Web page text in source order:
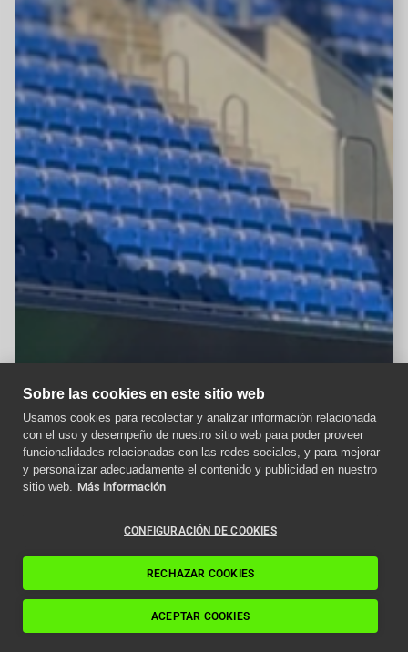
Sobre las cookies en este sitio web
Usamos cookies para recolectar y analizar información relacionada
con el uso y desempeño de nuestro sitio web para poder proveer
funcionalidades relacionadas con las redes sociales, y para mejorar
y personalizar adecuadamente el contenido y publicidad en nuestro
sitio web. Más información
CONFIGURACIÓN DE COOKIES
RECHAZAR COOKIES
ACEPTAR COOKIES
Aviso importante
Como afecta la nueva
ascensores en 2024
Leer artículo